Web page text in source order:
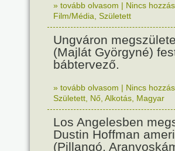
» tovább olvasom | Nincs
Film/Média Született
Ungváron
(Majlát Györgyné)
bábtervező.
» tovább olvasom | Nincs
Született Nő Alkotás Magyar
Los Angelesben
Dustin Hoffman
(Pillangó,